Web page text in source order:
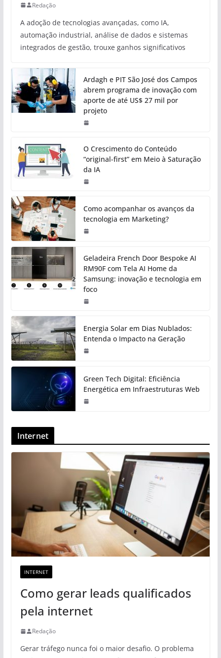
Redação
A adoção de tecnologias avançadas, como IA,
automação industrial, análise de dados e sistemas
integrados de gestão, trouxe ganhos significativos
Ardagh e PIT São José dos Campos
abrem programa de inovação com
aporte de até US$ 27 mil por
projeto
O Crescimento do Conteúdo
“original-first” em Meio à Saturação
da IA
Como acompanhar os avanços da
tecnologia em Marketing?
Geladeira French Door Bespoke AI
RM90F com Tela AI Home da
Samsung: inovação e tecnologia em
foco
Energia Solar em Dias Nublados:
Entenda o Impacto na Geração
Green Tech Digital: Eficiência
Energética em Infraestruturas Web
Internet
INTERNET
Como gerar leads qualificados
pela internet
Redação
Gerar tráfego nunca foi o maior desafio. O problema